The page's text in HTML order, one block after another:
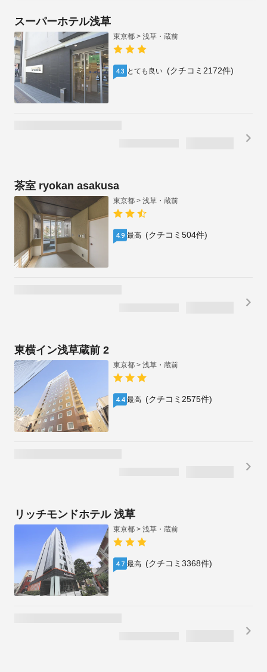
スーパーホテル浅草
東京都 > 浅草・蔵前
4.3 とても良い (クチコミ2172件)
茶室 ryokan asakusa
東京都 > 浅草・蔵前
4.9 最高 (クチコミ504件)
東横イン浅草蔵前 2
東京都 > 浅草・蔵前
4.4 最高 (クチコミ2575件)
リッチモンドホテル 浅草
東京都 > 浅草・蔵前
4.7 最高 (クチコミ3368件)